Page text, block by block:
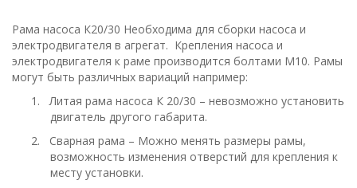
Рама насоса К20/30 Необходима для сборки насоса и
электродвигателя в агрегат. Крепления насоса и
электродвигателя к раме производится болтами М10. Рамы
могут быть различных вариаций например:
1.
Литая рама насоса К 20/30 – невозможно установить
двигатель другого габарита.
2.
Сварная рама – Можно менять размеры рамы,
возможность изменения отверстий для крепления к
месту установки.